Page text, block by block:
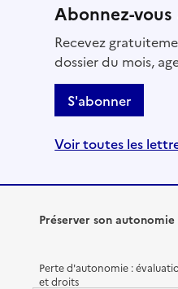
Abonnez-
Recevez
dossier du mois,
S'abonner
Voir toutes les
Préserver son autonomie
Perte d'autonomie :
et droits